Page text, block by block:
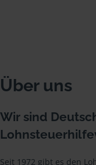
Über uns
Wir sind
Seit 1972 gibt es den